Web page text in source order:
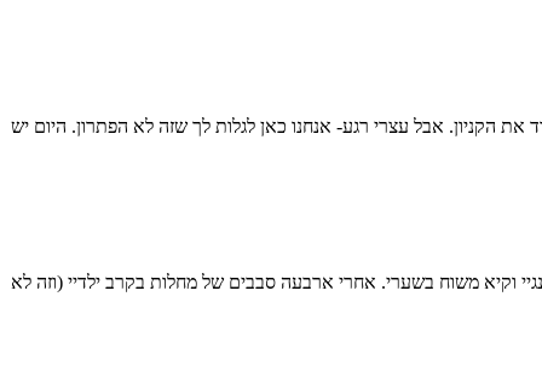
הקניון. אבל עצרי רגע- אנחנו כאן לגלות לך שזה לא הפתרון. היום יש
וקיא משוח בשערי. אחרי ארבעה סבבים של מחלות בקרב ילדיי (וזה לא